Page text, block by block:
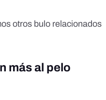
otros bulo relacionados
más al pelo